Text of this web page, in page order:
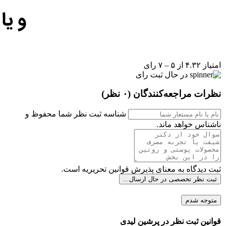
امتیاز ۴.۳۲ از ۵ – ۷ رای
در حال ثبت رای
نظرات مراجعه‌کنندگان (۰ نظر)
شناسه ثبت نظر شما محفوظ و
ناشناس خواهد ماند.
ثبت دیدگاه به معنای پذیرش قوانین تحریریه است.
ثبت نظر تخصصی در حال ارسال...
متوجه شدم
قوانین ثبت نظر در پرشین لیدی